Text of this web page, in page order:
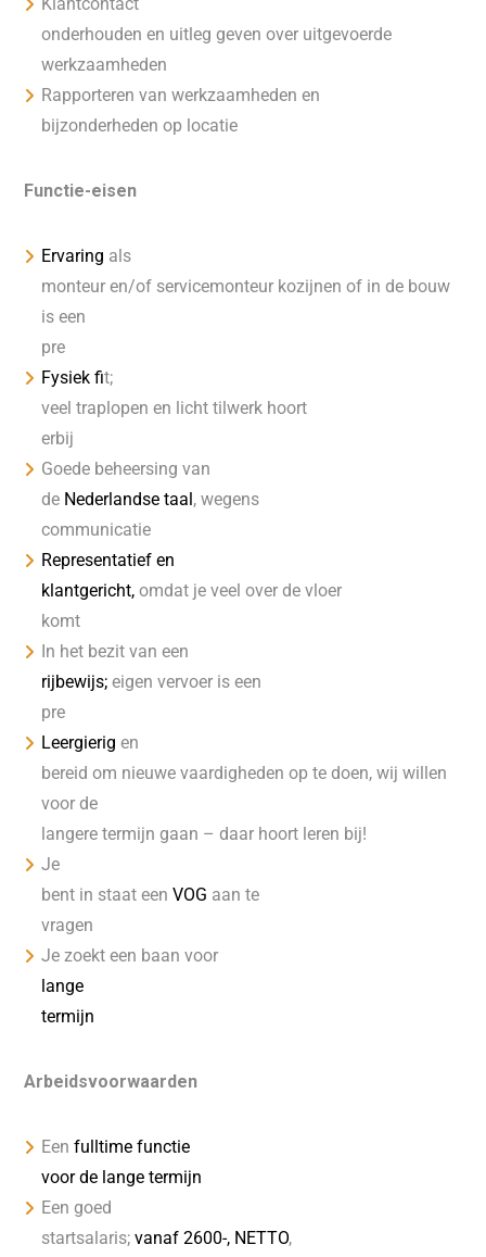
onderhouden en uitleg geven over uitgevoerde
werkzaamheden
Rapporteren van werkzaamheden en
bijzonderheden op locatie
Functie-eisen
Ervaring als
monteur en/of servicemonteur kozijnen of in de bouw
is een
pre
Fysiek fit;
veel traplopen en licht tilwerk hoort
erbij
Goede beheersing van
de Nederlandse taal, wegens
communicatie
Representatief en
klantgericht, omdat je veel over de vloer
komt
In het bezit van een
rijbewijs;eigen vervoer is een
pre
Leergierig en
bereid om nieuwe vaardigheden op te doen, wij willen
voor de
langere termijn gaan – daar hoort leren bij!
Je
bent in staat eenVOG aan te
vragen
Je zoekt een baan voor
lange
termijn
Arbeidsvoorwaarden
Een fulltime functie
voor de lange termijn
Een goed
startsalaris;vanaf 2600-, NETTO,